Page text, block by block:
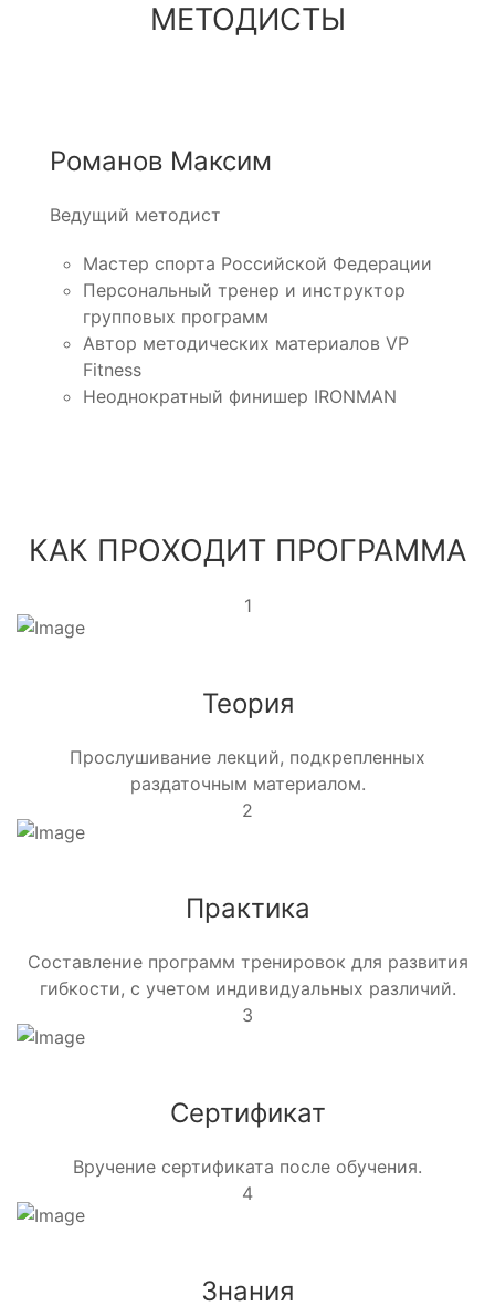
МЕТОДИСТЫ
Романов Максим
Ведущий методист
Мастер спорта Российской Федерации
Персональный тренер и инструктор
групповых программ
Автор методических материалов VP
Fitness
Неоднократный финишер IRONMAN
КАК ПРОХОДИТ ПРОГРАММА
1
Теория
Прослушивание лекций, подкрепленных
раздаточным материалом.
2
Практика
Составление программ тренировок для развития
гибкости, с учетом индивидуальных различий.
3
Сертификат
Вручение сертификата после обучения.
4
Знания